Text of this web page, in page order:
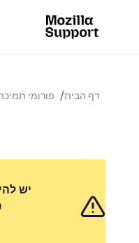
דף הבית פורומי
יש